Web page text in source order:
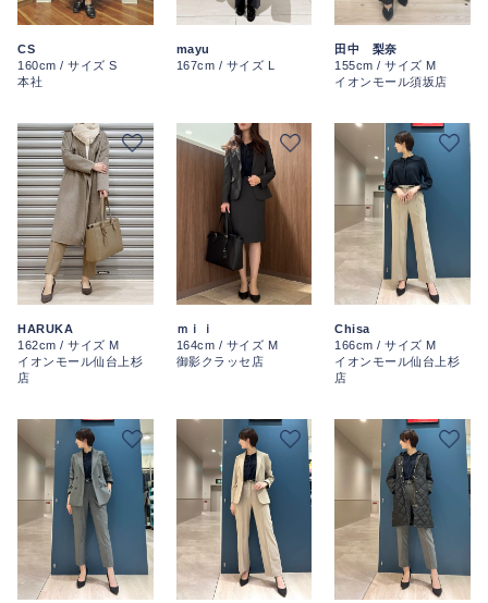
CS
160cm / サイズ S
本社
mayu
167cm / サイズ L
田中 梨奈
155cm / サイズ M
イオンモール須坂店
HARUKA
162cm / サイズ M
イオンモール仙台上杉
店
ｍｉｉ
164cm / サイズ M
御影クラッセ店
Chisa
166cm / サイズ M
イオンモール仙台上杉
店